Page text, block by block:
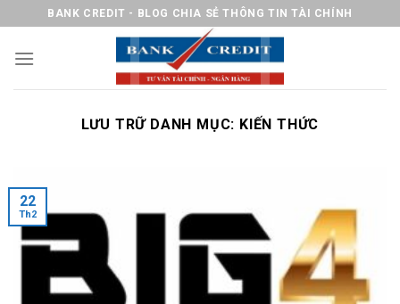
nội
BANK CREDIT - BLOG CHIA SẺ THÔNG TIN TÀI CHÍNH
LƯU TRỮ DANH MỤC: KIẾN THỨC
22
Th2